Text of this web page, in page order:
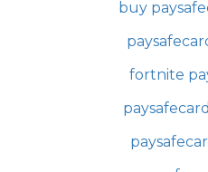
buy
fortnite